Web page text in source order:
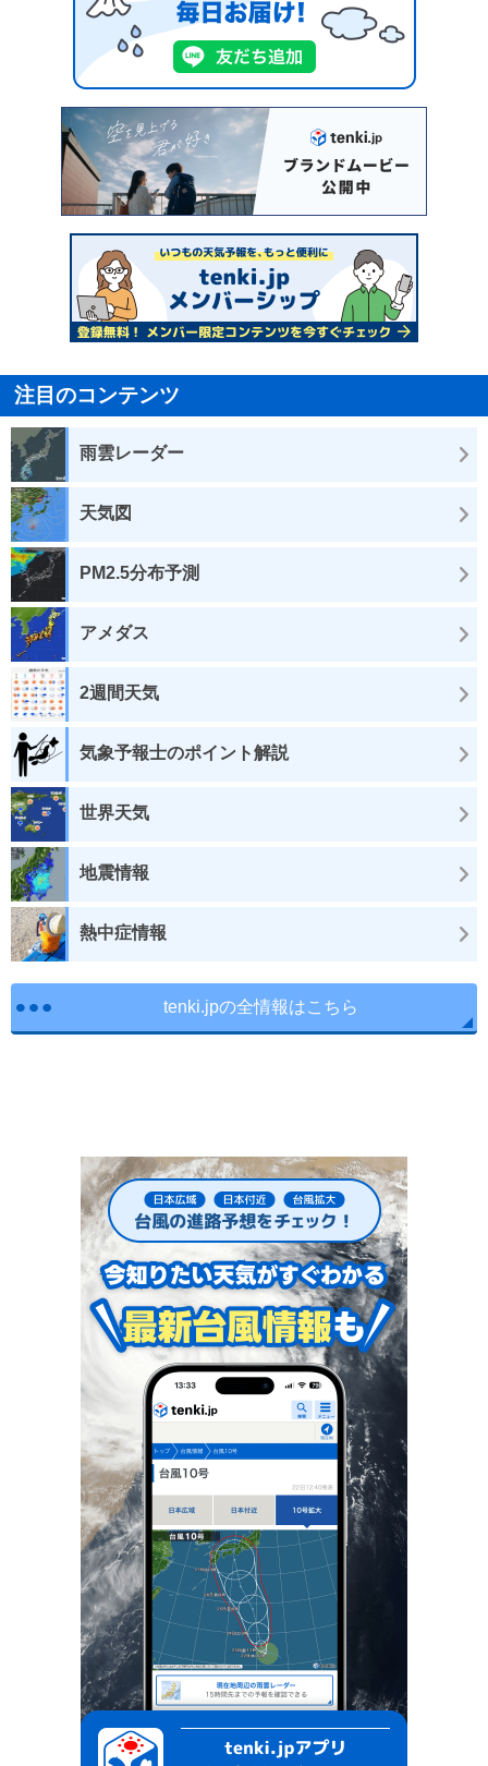
注目のコンテンツ
雨雲レーダー
天気図
PM2.5分布予測
アメダス
2週間天気
気象予報士のポイント解説
世界天気
地震情報
熱中症情報
tenki.jpの全情報はこちら